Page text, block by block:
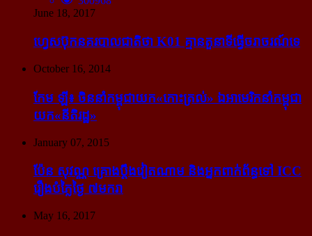
June 18, 2017
ហ្វេសប៊ុក​នគរបាល​ជាតិ​ថា K01 គ្មាន​តួនាទី​ធ្វើ​ចរាចរណ៍​ទេ
October 16, 2014
កែម ឡី៖ ចិន​នាំ​កម្ពុជា​យក​«កោះ​ត្រល់» ឯ​អាមេរិក​នាំ​កម្ពុជា​
យក​«នីតិរដ្ឋ»
January 07, 2015
ប៉ែន សុវណ្ណ គ្រោង​ប្តឹង​វៀតណាម និង​អ្នក​ពាក់​ព័ន្ធ​ទៅ ICC
រឿង​បំភ្លៃ​ថ្ងៃ ៧​មករា
May 16, 2017